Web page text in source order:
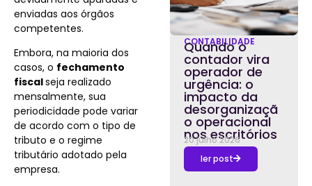
enviadas aos órgãos
competentes.
Embora, na maioria dos
casos, o fechamento
fiscalseja realizado
mensalmente, sua
periodicidade pode variar
de acordo com o tipo de
tributo e o regime
tributário adotado pela
empresa.
CONTABILIDADE
Quando o
contador vira
operador de
urgência: o
impacto da
desorganizaçã
o operacional
nos escritórios
20 julho 2026
ler post